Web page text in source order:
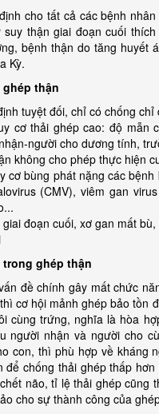
cho tất cả các bệnh
thận giai đoạn cuối
bệnh thận do tăng huyết
Kỳ.
thận
tuyệt đối, chỉ có chống chỉ
cơ thải ghép cao: độ mẫn
người cho dương tính,
không cho phép thực hiện
cơ bùng phát nặng các
(CMV), viêm gan
đoạn cuối, xơ gan mất
trong ghép thận
chính gây mất chức
cơ hội mảnh ghép bảo tồn
cùng trứng, nghĩa là hòa
người nhận và người cho
con, thì phù hợp về kháng
để chống thải ghép thấp
não, tỉ lệ thải ghép cũng
cho sự thành công của